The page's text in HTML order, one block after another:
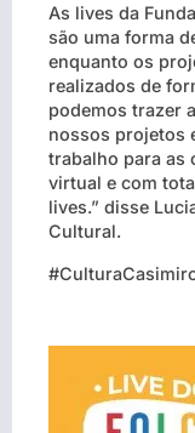
As lives da
são uma forma
enquanto os
realizados de
podemos trazer
nossos projetos
trabalho para as
virtual e com
lives.” disse
Cultural.